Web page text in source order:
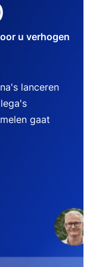
u verhogen
lanceren
gaat